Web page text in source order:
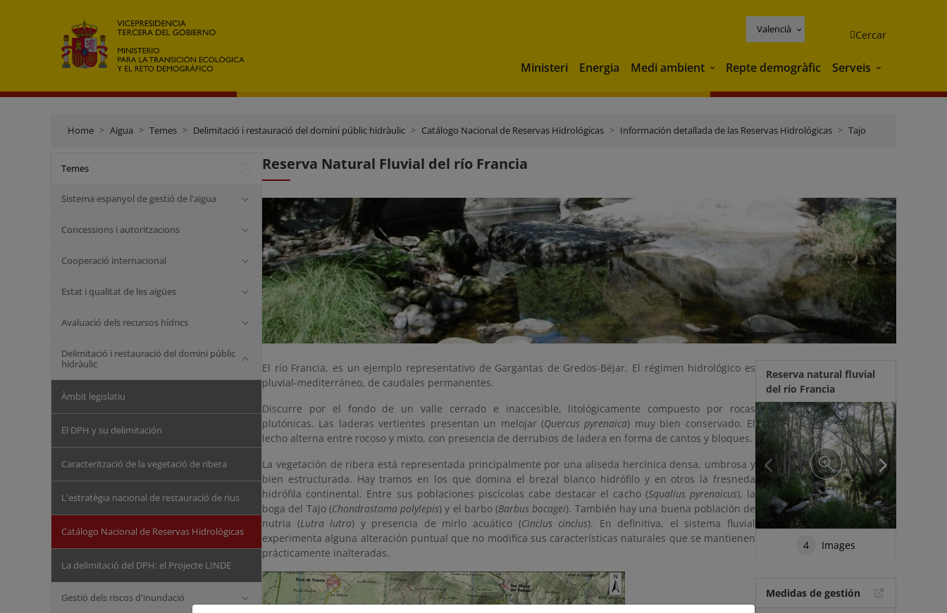
Valencià Cercar
Ministeri Energia Medi ambient Medi ambient
Repte demogràfic Serveis Serveis
Home Aigua Temes Delimitació i restauració del domini públic hidràulic Catálogo Nacional de Reservas Hidrológicas Información detallada de las Reservas Hidrológicas Tajo
Temes
Sistema espanyol de gestió de l'aigua
Concessions i autoritzacions
Cooperació internacional
Estat i qualitat de les aigües
Avaluació dels recursos hídrics
Delimitació i restauració del domini públic
hidràulic
Àmbit legislatiu
El DPH y su delimitación
Caracterització de la vegetació de ribera
L'estratègia nacional de restauració de rius
Catálogo Nacional de Reservas Hidrológicas
La delimitació del DPH: el Projecte LINDE
Gestió dels riscos d'inundació
Reserva Natural Fluvial del río Francia
El río Francia, es un ejemplo representativo de Gargantas de Gredos-Béjar. El régimen hidrológico es
pluvial-mediterráneo, de caudales permanentes.
Discurre por el fondo de un valle cerrado e inaccesible, litológicamente compuesto por rocas
plutónicas. Las laderas vertientes presentan un melojar (Quercus pyrenaica) muy bien conservado. El
lecho alterna entre rocoso y mixto, con presencia de derrubios de ladera en forma de cantos y bloques.
La vegetación de ribera está representada principalmente por una aliseda hercínica densa, umbrosa y
bien estructurada. Hay tramos en los que domina el brezal blanco hidrófilo y en otros la fresneda
hidrófila continental. Entre sus poblaciones piscícolas cabe destacar el cacho (Squalius pyrenaicus), la
boga del Tajo (Chondrostoma polylepis) y el barbo (Barbus bocagei). También hay una buena población de
nutria (Lutra lutra) y presencia de mirlo acuático (Cinclus cinclus). En definitiva, el sistema fluvial
experimenta alguna alteración puntual que no modifica sus características naturales que se mantienen
prácticamente inalteradas.
Reserva natural fluvial
del río Francia
4 Images
Medidas de gestión